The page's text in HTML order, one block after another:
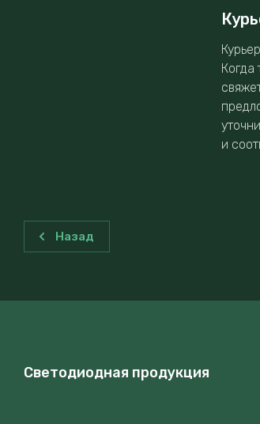
Когда
и
Назад
Светодиодная продукция